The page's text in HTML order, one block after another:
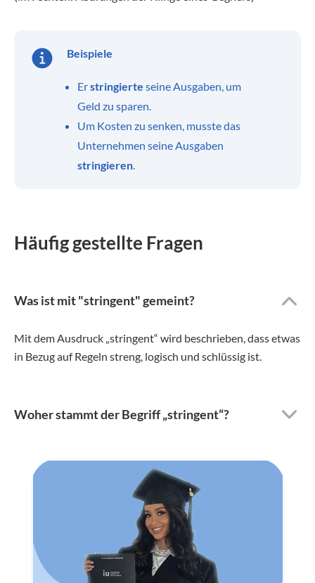
Beispiele
Erstringierte seine Ausgaben, um
Geld zu sparen.
Um Kosten zu senken, musste das
Unternehmen seine Ausgaben
stringieren.
Häufig gestellte Fragen
Was ist mit "stringent" gemeint?
Mit dem Ausdruck „stringent“ wird beschrieben, dass etwas
in Bezug auf Regeln streng, logisch und schlüssig ist.
Woher stammt der Begriff „stringent“?